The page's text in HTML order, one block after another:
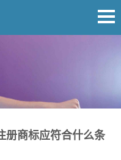
册商标应符合什么条